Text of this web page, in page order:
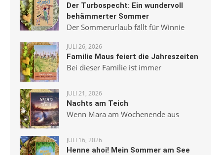
Der Turbospecht: Ein wundervoll
behämmerter Sommer
Der Sommerurlaub fällt für Winnie
JULI 26, 2026
Familie Maus feiert die Jahreszeiten
Bei dieser Familie ist immer
JULI 21, 2026
Nachts am Teich
Wenn Mara am Wochenende aus
JULI 16, 2026
Henne ahoi! Mein Sommer am See